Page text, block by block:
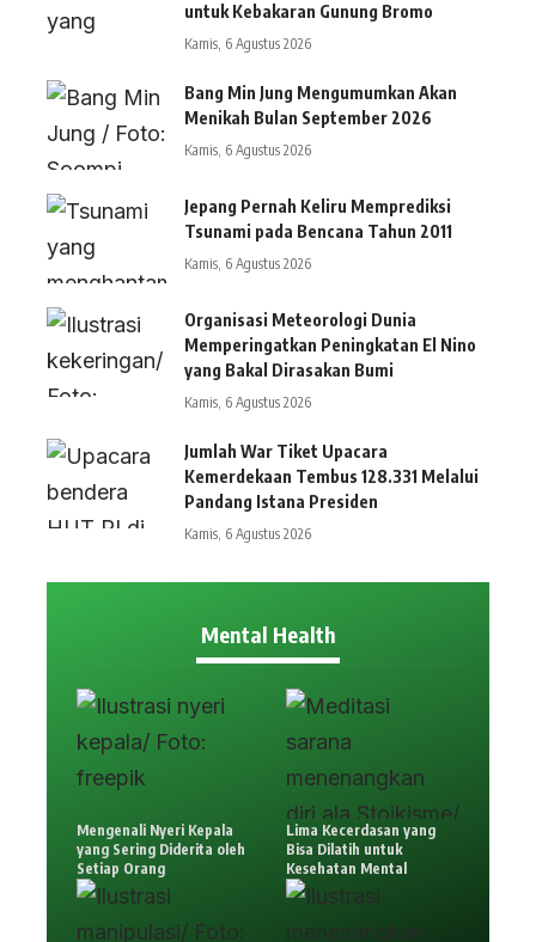
untuk Kebakaran Gunung Bromo
Kamis, 6 Agustus 2026
Bang Min Jung Mengumumkan Akan
Menikah Bulan September 2026
Kamis, 6 Agustus 2026
Jepang Pernah Keliru Memprediksi
Tsunami pada Bencana Tahun 2011
Kamis, 6 Agustus 2026
Organisasi Meteorologi Dunia
Memperingatkan Peningkatan El Nino
yang Bakal Dirasakan Bumi
Kamis, 6 Agustus 2026
Jumlah War Tiket Upacara
Kemerdekaan Tembus 128.331 Melalui
Pandang Istana Presiden
Kamis, 6 Agustus 2026
Mental Health
Mengenali Nyeri Kepala
yang Sering Diderita oleh
Setiap Orang
Lima Kecerdasan yang
Bisa Dilatih untuk
Kesehatan Mental